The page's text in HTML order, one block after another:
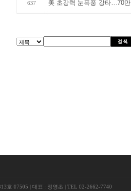
637 美 초강력 눈폭풍 강타…70만
호 07505 | 대표 : 정영초 | TEL 02-2662-7740